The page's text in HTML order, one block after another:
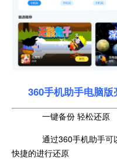
360手机助手电脑版
一键备份 轻松还原
通过360手机助手可
快捷的进行还原